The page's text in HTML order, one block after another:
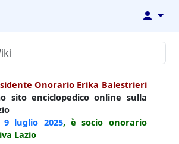
↓
Onorario Erika Balestrieri
sito enciclopedico online sulla
9 luglio 2025, è socio onorario
Lazio